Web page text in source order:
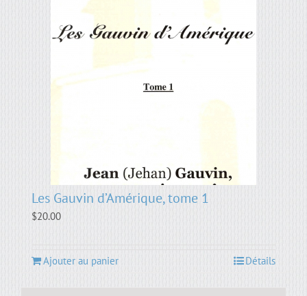
Les Gauvin d’Amérique, tome 1
$20.00
Ajouter au panier Détails